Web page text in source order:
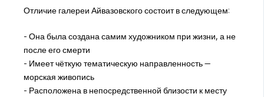
Отличие галереи Айвазовского состоит в следующем:
- Она была создана самим художником при жизни, а не
после его смерти
- Имеет чёткую тематическую направленность —
морская живопись
- Расположена в непосредственной близости к месту